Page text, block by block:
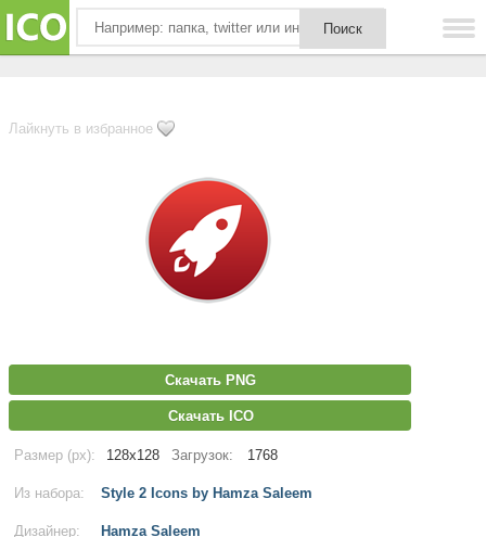
Лайкнуть в избранное
Скачать PNG
Скачать ICO
Размер (px): 128x128 Загрузок: 1768
Из набора: Style 2 Icons by Hamza Saleem
Дизайнер: Hamza Saleem